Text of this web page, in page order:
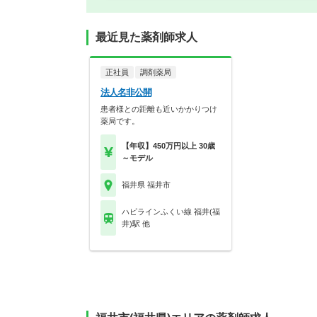
最近見た薬剤師求人
正社員 調剤薬局
法人名非公開
患者様との距離も近いかかりつけ
薬局です。
【年収】450万円以上 30歳
～モデル
福井県 福井市
ハピラインふくい線 福井(福
井)駅 他